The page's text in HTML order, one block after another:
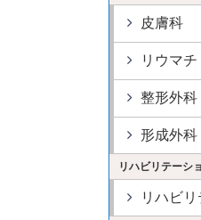
皮膚科
リウマ
整形外科
形成外科
リハビリテーシ
リハビ